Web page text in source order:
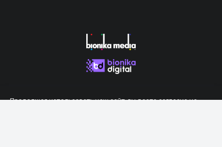
Продолжая использовать наш сайт, вы даете согласие на